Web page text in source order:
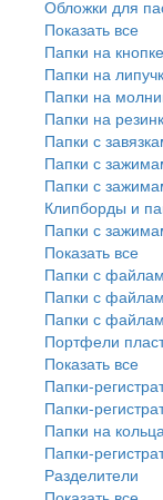
Обложки для
Показать все
Папки на кнопке
Папки на
Папки на
Папки на
Папки с
Папки с
Папки с
Клипборды и
Папки с
Показать все
Папки с
Папки с
Папки с
Портфели
Показать все
Папки-
Папки-
Папки на
Папки-
Разделители